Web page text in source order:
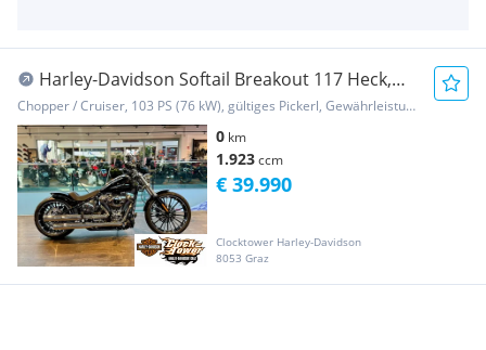
Harley-Davidson Softail Breakout 117 Heck,
seitl. Kennzeichen, LED
Chopper / Cruiser, 103 PS (76 kW), gültiges Pickerl, Gewährleistung
0 km
1.923ccm
Clocktower Harley-Davidson
8053 Graz
€ 39.990